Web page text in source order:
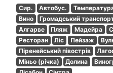
Сир. Автобус.
Вино
Громадський
Алгарве
Пляж Мадейра
Ресторан
Ліс Пейзаж
Піренейський півострів
Міньо (річка)
Долина